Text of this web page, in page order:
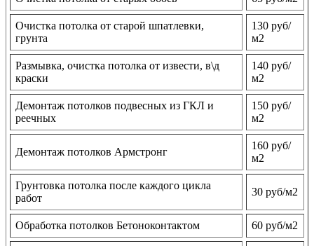
Очистка потолка от старой шпатлевки,
грунта
130 руб/
м2
Размывка, очистка потолка от извести, в\д
краски
140 руб/
м2
Демонтаж потолков подвесных из ГКЛ и
реечных
150 руб/
м2
Демонтаж потолков Армстронг
160 руб/
м2
Грунтовка потолка после каждого цикла
работ
30 руб/м2
Обработка потолков Бетоноконтактом 60 руб/м2